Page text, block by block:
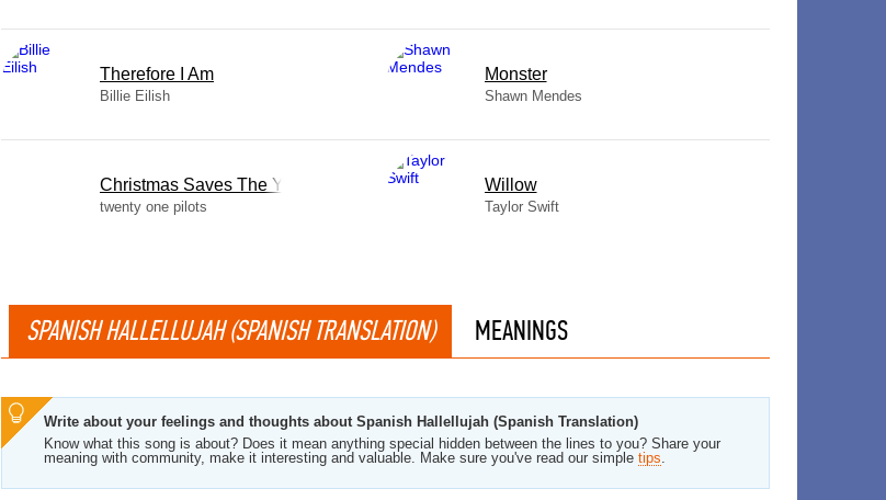
Therefore I Am
Billie Eilish
Monster
Shawn Mendes
Christmas Saves The Year
twenty one pilots
Willow
Taylor Swift
SPANISH HALLELLUJAH (SPANISH TRANSLATION) MEANINGS
Write about your feelings and thoughts about Spanish Hallellujah (Spanish Translation)
Know what this song is about? Does it mean anything special hidden between the lines to you? Share your
meaning with community, make it interesting and valuable. Make sure you've read our simple tips.